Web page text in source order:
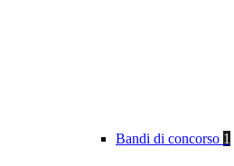
Bandi di concorso 1